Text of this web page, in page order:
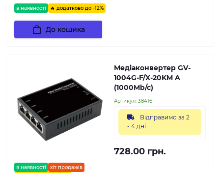
в наявності 🔥 додатково до -12%
До кошика
в наявності
хіт продажів
Медіаконвертер GV-
1004G-F/X-20KM A
(1000Mb/c)
Артикул: 38416
Відправимо за 2
- 4 дні
728.00 грн.